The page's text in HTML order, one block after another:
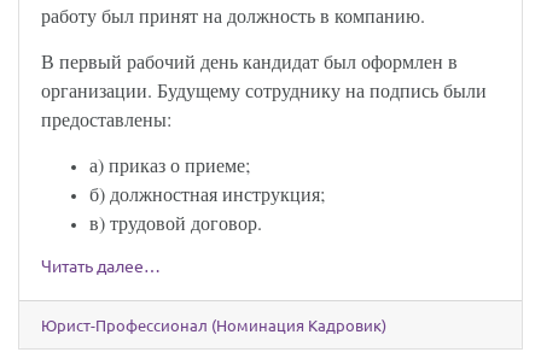
работу был принят на должность в компанию.
В первый рабочий день кандидат был оформлен в
организации. Будущему сотруднику на подпись были
предоставлены:
а) приказ о приеме;
б) должностная инструкция;
в) трудовой договор.
Читать далее…
Юрист-Профессионал (Номинация Кадровик)